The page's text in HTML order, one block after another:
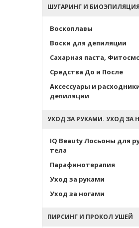
ШУГАРИНГ И БИОЭПИЛЯЦИЯ
Воскоплавы
Воски для депиляции
Сахарная паста,
Средства До и После
Аксессуары и
депиляции
УХОД ЗА РУКАМИ. УХОД ЗА
IQ Beauty Лосьоны для
тела
Парафинотерапия
Уход за руками
Уход за ногами
ПИРСИНГ И ПРОКОЛ УШЕЙ